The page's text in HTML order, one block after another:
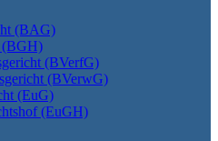
(BAG)
(BGH)
(BVerfG)
(BVerwG)
(EuG)
(EuGH)